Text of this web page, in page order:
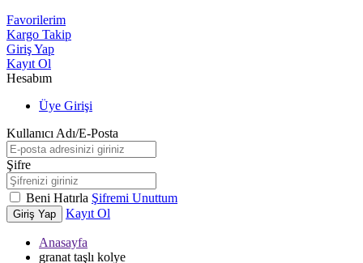
Favorilerim
Kargo Takip
Giriş Yap
Kayıt Ol
Hesabım
Üye Girişi
Kullanıcı Adı/E-Posta
Şifre
Beni Hatırla Şifremi Unuttum
Giriş Yap Kayıt Ol
Anasayfa
granat taşlı kolye